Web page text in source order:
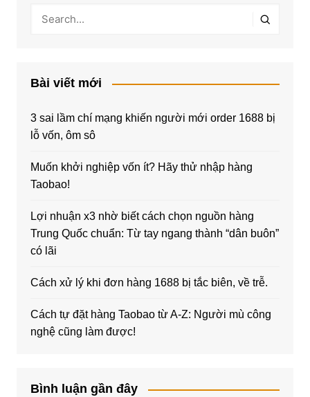
Bài viết mới
3 sai lầm chí mạng khiến người mới order 1688 bị
lỗ vốn, ôm sô
Muốn khởi nghiệp vốn ít? Hãy thử nhập hàng
Taobao!
Lợi nhuận x3 nhờ biết cách chọn nguồn hàng
Trung Quốc chuẩn: Từ tay ngang thành “dân buôn”
có lãi
Cách xử lý khi đơn hàng 1688 bị tắc biên, về trễ.
Cách tự đặt hàng Taobao từ A-Z: Người mù công
nghệ cũng làm được!
Bình luận gần đây